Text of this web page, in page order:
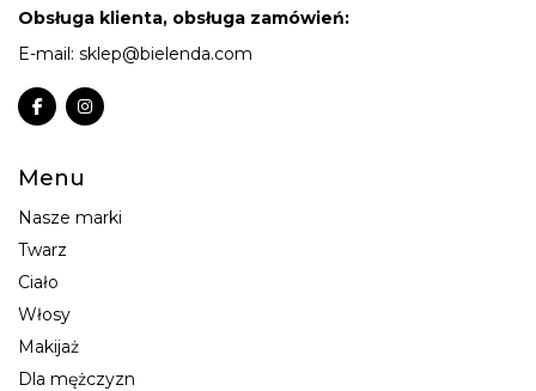
Obsługa klienta, obsługa zamówień:
E-mail: sklep@bielenda.com
Menu
Nasze marki
Twarz
Ciało
Włosy
Makijaż
Dla mężczyzn